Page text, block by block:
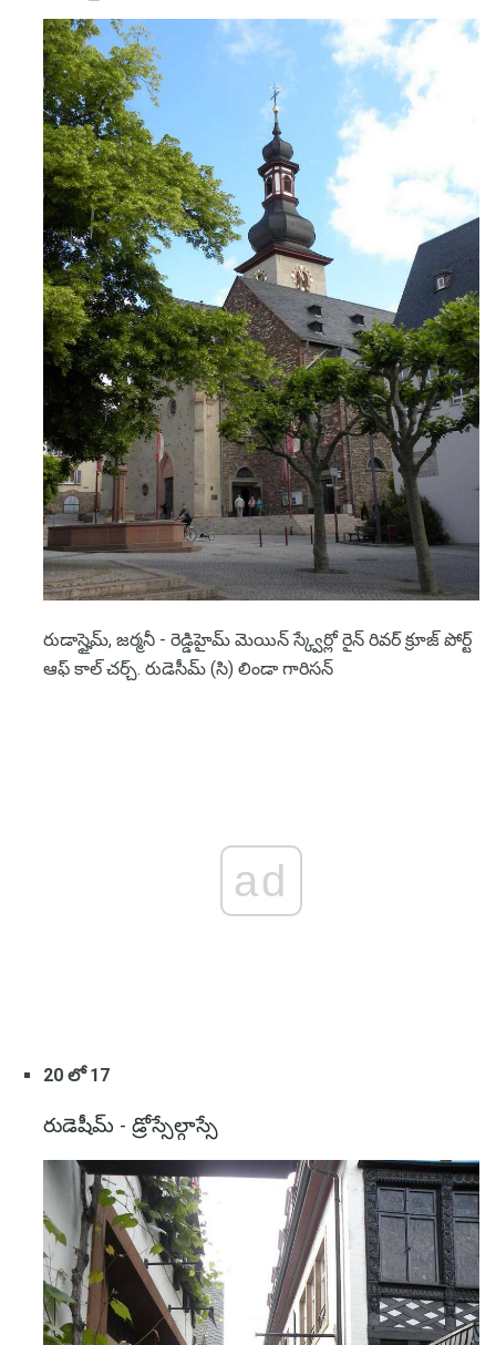
రుడాస్హైమ్, జర్మనీ - రెడ్డిహైమ్ మెయిన్ స్క్వేర్లో రైన్ రివర్ క్రూజ్ పోర్ట్
ఆఫ్ కాల్ చర్చ్. రుడెసీమ్ (సి) లిండా గారిసన్
ad
20 లో 17
రుడెషీమ్ - డ్రోస్సేల్గాస్సే